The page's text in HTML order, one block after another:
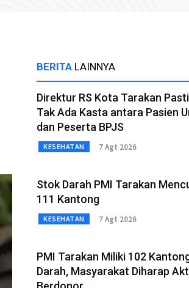
BERITA LAINNYA
Direktur RS Kota Tarakan
Tak Ada Kasta antara Pasien
dan Peserta BPJS
KESEHATAN 7 Agt 2026
Stok Darah PMI Tarakan
111 Kantong
KESEHATAN 7 Agt 2026
PMI Tarakan Miliki 102
Darah, Masyarakat Diharap